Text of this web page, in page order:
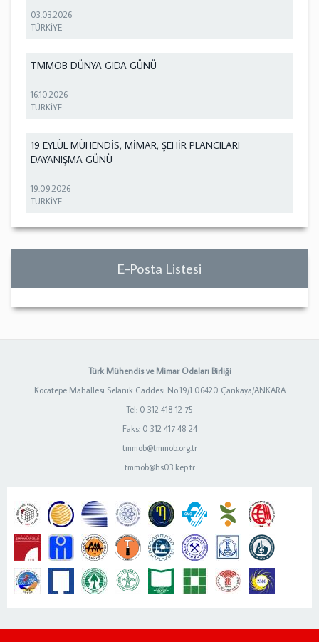
03.03.2026
TÜRKİYE
TMMOB DÜNYA GIDA GÜNÜ
16.10.2026
TÜRKİYE
19 EYLÜL MÜHENDİS, MİMAR, ŞEHİR PLANCILARI
DAYANIŞMA GÜNÜ
19.09.2026
TÜRKİYE
E-Posta Listesi
Türk Mühendis ve Mimar Odaları Birliği
Kocatepe Mahallesi Selanik Caddesi No:19/1 06420 Çankaya/ANKARA
Tel: 0 312 418 12 75
Faks: 0 312 417 48 24
tmmob@tmmob.org.tr
tmmob@hs03.kep.tr